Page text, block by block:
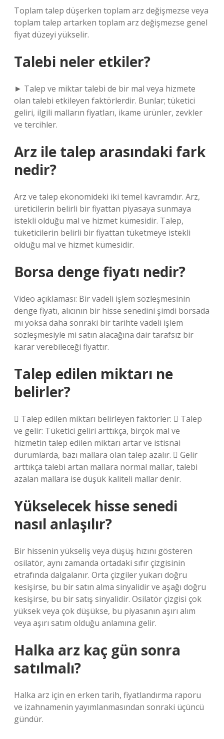
Toplam talep düşerken toplam arz değişmezse veya
toplam talep artarken toplam arz değişmezse genel
fiyat düzeyi yükselir.
Talebi neler etkiler?
► Talep ve miktar talebi de bir mal veya hizmete
olan talebi etkileyen faktörlerdir. Bunlar; tüketici
geliri, ilgili malların fiyatları, ikame ürünler, zevkler
ve tercihler.
Arz ile talep arasındaki fark
nedir?
Arz ve talep ekonomideki iki temel kavramdır. Arz,
üreticilerin belirli bir fiyattan piyasaya sunmaya
istekli olduğu mal ve hizmet kümesidir. Talep,
tüketicilerin belirli bir fiyattan tüketmeye istekli
olduğu mal ve hizmet kümesidir.
Borsa denge fiyatı nedir?
Video açıklaması: Bir vadeli işlem sözleşmesinin
denge fiyatı, alıcının bir hisse senedini şimdi borsada
mı yoksa daha sonraki bir tarihte vadeli işlem
sözleşmesiyle mi satın alacağına dair tarafsız bir
karar verebileceği fiyattır.
Talep edilen miktarı ne
belirler?
 Talep edilen miktarı belirleyen faktörler:  Talep
ve gelir: Tüketici geliri arttıkça, birçok mal ve
hizmetin talep edilen miktarı artar ve istisnai
durumlarda, bazı mallara olan talep azalır.  Gelir
arttıkça talebi artan mallara normal mallar, talebi
azalan mallara ise düşük kaliteli mallar denir.
Yükselecek hisse senedi
nasıl anlaşılır?
Bir hissenin yükseliş veya düşüş hızını gösteren
osilatör, aynı zamanda ortadaki sıfır çizgisinin
etrafında dalgalanır. Orta çizgiler yukarı doğru
kesişirse, bu bir satın alma sinyalidir ve aşağı doğru
kesişirse, bu bir satış sinyalidir. Osilatör çizgisi çok
yüksek veya çok düşükse, bu piyasanın aşırı alım
veya aşırı satım olduğu anlamına gelir.
Halka arz kaç gün sonra
satılmalı?
Halka arz için en erken tarih, fiyatlandırma raporu
ve izahnamenin yayımlanmasından sonraki üçüncü
gündür.